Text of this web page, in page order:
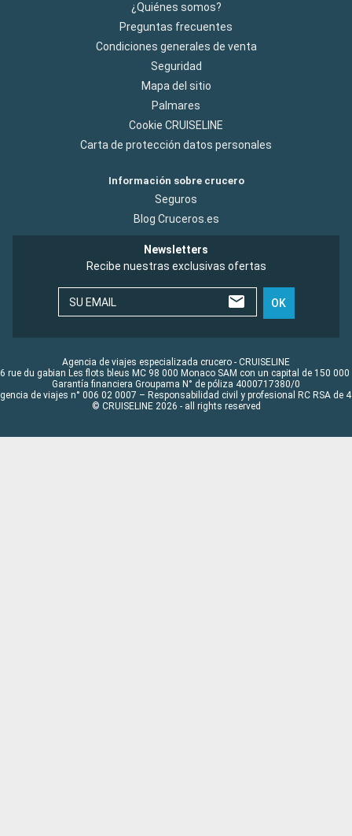
¿Quiénes somos?
Preguntas frecuentes
Condiciones generales de venta
Seguridad
Mapa del sitio
Palmares
Cookie CRUISELINE
Carta de protección datos personales
Información sobre crucero
Seguros
Blog Cruceros.es
Newsletters
Recibe nuestras exclusivas ofertas
SU EMAIL OK
Agencia de viajes especializada crucero - CRUISELINE
rue du gabian Les flots bleus MC 98 000 Monaco SAM con un capital de 150 000
Garantía financiera Groupama N° de póliza 4000717380/0
de viajes n° 006 02 0007 – Responsabilidad civil y profesional RC RSA de
© CRUISELINE 2026 - all rights reserved